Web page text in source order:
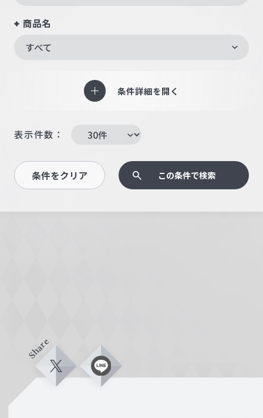
商品名
すべて
条件詳細を開く
表示件数：
条件をクリア この条件で検索
Share
X L